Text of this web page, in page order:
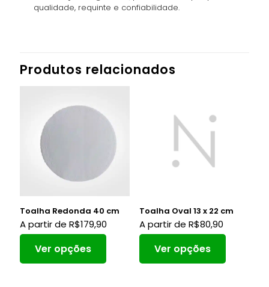
qualidade, requinte e confiabilidade.
Produtos relacionados
Toalha Redonda 40 cm
A partir de R$179,90
Ver opções
Toalha Oval 13 x 22 cm
A partir de R$80,90
Ver opções